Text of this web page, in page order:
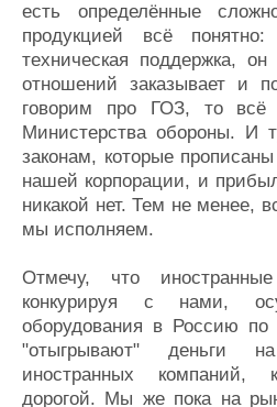
есть определённые
продукцией всё понятно:
техническая поддержка,
отношений заказывает и
говорим про ГОЗ, то всё
Министерства обороны.
законам, которые
нашей корпорации, и
никакой нет. Тем не менее,
мы исполняем.
Отмечу, что
конкурируя с нами,
оборудования в Россию
"отыгрывают"
иностранных компаний,
дорогой. Мы же пока на